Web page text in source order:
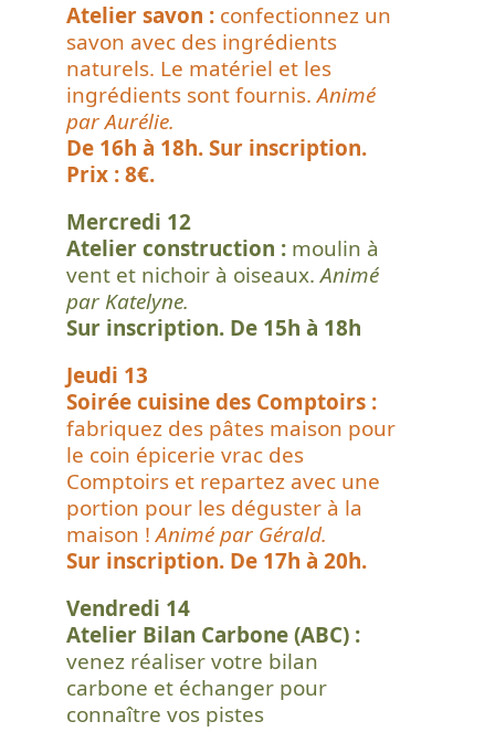
Atelier savon : confectionnez un
savon avec des ingrédients
naturels. Le matériel et les
ingrédients sont fournis.Animé
par Aurélie.
De 16h à 18h. Sur inscription.
Prix : 8€.
Mercredi 12
Atelier construction : moulin à
vent et nichoir à oiseaux.Animé
par Katelyne.
Sur inscription. De 15h à 18h
Jeudi 13
Soirée cuisine des Comptoirs :
fabriquez des pâtes maison pour
le coin épicerie vrac des
Comptoirs et repartez avec une
portion pour les déguster à la
maison !Animé par Gérald.
Sur inscription. De 17h à 20h.
Vendredi 14
Atelier Bilan Carbone (ABC) :
venez réaliser votre bilan
carbone et échanger pour
connaître vos pistes